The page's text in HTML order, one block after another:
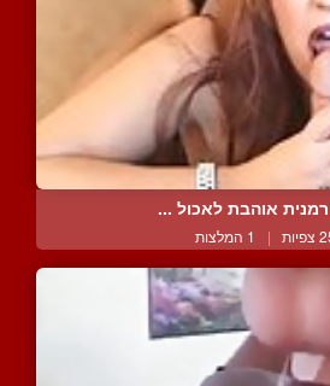
אוהבת לאכול ...
| 1 המלצות